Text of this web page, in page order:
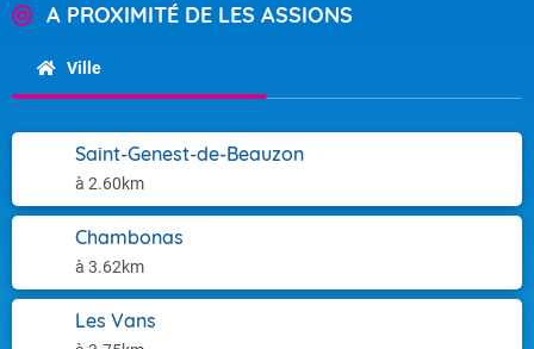
A PROXIMITÉ DE LES ASSIONS
Ville
Saint-Genest-de-Beauzon
à 2.60km
Chambonas
à 3.62km
Les Vans